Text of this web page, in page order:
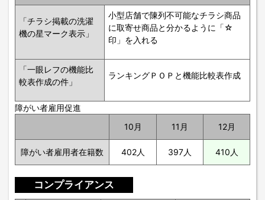
「チラシ掲載の洗濯
機の星マーク表示」
小型店舗で陳列不可能なチラシ商品
に取寄せ商品と分かるように「☆
印」を入れる
「一眼レフの機能比
較表作成の件」
ランキングＰＯＰと機能比較表作成
障がい者雇用促進
10月
11月 12月
障がい者雇用者在籍数 402人 397人 410人
コンプライアンス